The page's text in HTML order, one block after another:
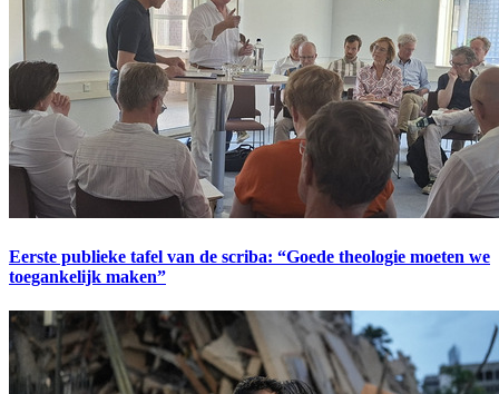
Eerste publieke tafel van de scriba: “Goede theologie moeten we
toegankelijk maken”